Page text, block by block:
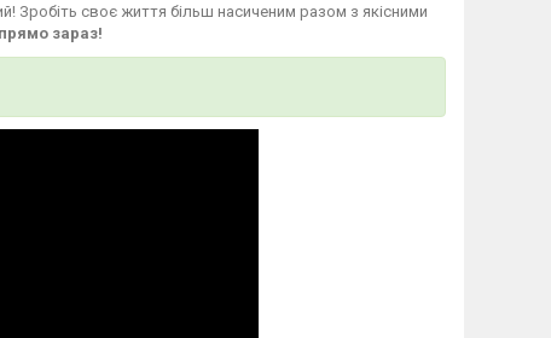
Зробіть своє життя більш насиченим разом з якісними
зараз!